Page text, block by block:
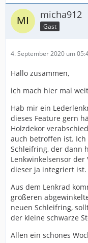
micha912
Gast
4. September 2020 um
Hallo zusammen,
ich mach hier mal
Hab mir ein
dieses Feature gern
Holzdekor
auch betroffen ist.
Schleifring, der dann
Lenkwinkelsensor
dieser ja integriert ist.
Aus dem Lenkrad
größeren
neuen Schleifring,
der kleine schwarze
Allen ein schönes